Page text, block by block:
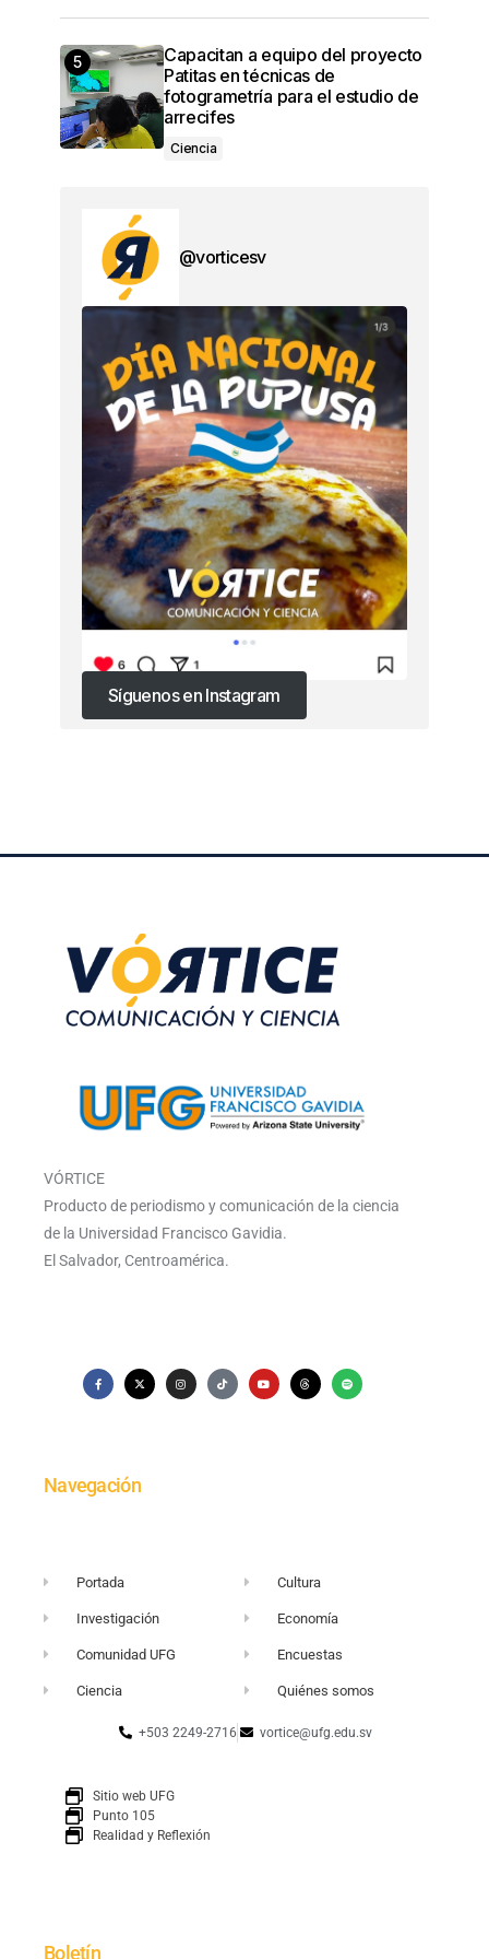
Capacitan a equipo del proyecto
Patitas en técnicas de
fotogrametría para el estudio de
arrecifes
Ciencia
@vorticesv
Síguenos en Instagram
VÓRTICE
Producto de periodismo y comunicación de la ciencia
de la Universidad Francisco Gavidia.
El Salvador, Centroamérica.
Navegación
Portada
Investigación
Comunidad UFG
Ciencia
Cultura
Economía
Encuestas
Quiénes somos
+503 2249-2716 vortice@ufg.edu.sv
Sitio web UFG
Punto 105
Realidad y Reflexión
Boletín